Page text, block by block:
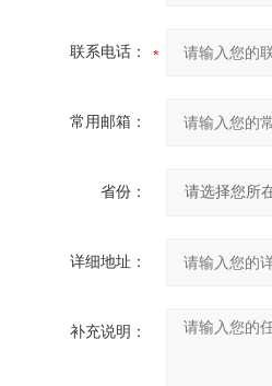
联系电话：
常用邮箱：
省份：
详细地址：
补充说明：